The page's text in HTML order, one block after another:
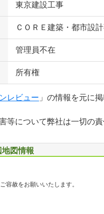
東京建設工事
ＣＯＲＥ建築・都市設
管理員不在
所有権
レビュー 」の情報を元に
等について弊社は一切の
図情報
容赦をお願いいたします。